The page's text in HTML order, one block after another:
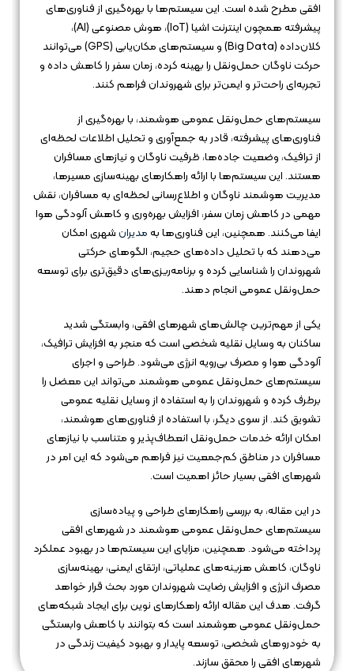
افقی مطرح شده است. این سیستم‌ها با بهره‌گیری از فناوری‌های
پیشرفته همچون اینترنت اشیا (IoT)، هوش مصنوعی (AI)،
کلان‌داده (Big Data) و سیستم‌های مکان‌یابی (GPS) می‌توانند
حرکت ناوگان حمل‌ونقل را بهینه کرده، زمان سفر را کاهش داده و
تجربه‌ای راحت‌تر و ایمن‌تر برای شهروندان فراهم کنند.
سیستم‌های حمل‌ونقل عمومی هوشمند، با بهره‌گیری از
فناوری‌های پیشرفته، قادر به جمع‌آوری و تحلیل اطلاعات لحظه‌ای
از ترافیک، وضعیت جاده‌ها، ظرفیت ناوگان و نیازهای مسافران
هستند. این سیستم‌ها با ارائه راهکارهای بهینه‌سازی مسیرها،
مدیریت هوشمند ناوگان و اطلاع‌رسانی لحظه‌ای به مسافران، نقش
مهمی در کاهش زمان سفر، افزایش بهره‌وری و کاهش آلودگی هوا
ایفا می‌کنند. همچنین، این فناوری‌ها بهمدیرانشهری امکان
می‌دهند که با تحلیل داده‌های حجیم، الگوهای حرکتی
شهروندان را شناسایی کرده و برنامه‌ریزی‌های دقیق‌تری برای توسعه
حمل‌ونقل عمومی انجام دهند.
یکی از مهم‌ترین چالش‌های شهرهای افقی، وابستگی شدید
ساکنان به وسایل نقلیه شخصی است که منجر به افزایش ترافیک،
آلودگی هوا و مصرف بی‌رویه انرژی می‌شود. طراحی و اجرای
سیستم‌های حمل‌ونقل عمومی هوشمند می‌تواند این معضل را
برطرف کرده و شهروندان را به استفاده از وسایل نقلیه عمومی
تشویق کند. از سوی دیگر، با استفاده از فناوری‌های هوشمند،
امکان ارائه خدمات حمل‌ونقل انعطاف‌پذیر و متناسب با نیازهای
مسافران در مناطق کم‌جمعیت نیز فراهم می‌شود که این امر در
شهرهای افقی بسیار حائز اهمیت است.
در این مقاله، به بررسی راهکارهای طراحی و پیاده‌سازی
سیستم‌های حمل‌ونقل عمومی هوشمند در شهرهای افقی
پرداخته می‌شود. همچنین، مزایای این سیستم‌ها در بهبود عملکرد
ناوگان، کاهش هزینه‌های عملیاتی، ارتقای ایمنی، بهینه‌سازی
مصرف انرژی و افزایش رضایت شهروندان مورد بحث قرار خواهد
گرفت. هدف این مقاله ارائه راهکارهای نوین برای ایجاد شبکه‌های
حمل‌ونقل عمومی هوشمند است که بتوانند با کاهش وابستگی
به خودروهای شخصی، توسعه پایدار و بهبود کیفیت زندگی در
شهرهای افقی را محقق سازند.